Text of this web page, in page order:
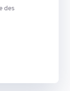
des